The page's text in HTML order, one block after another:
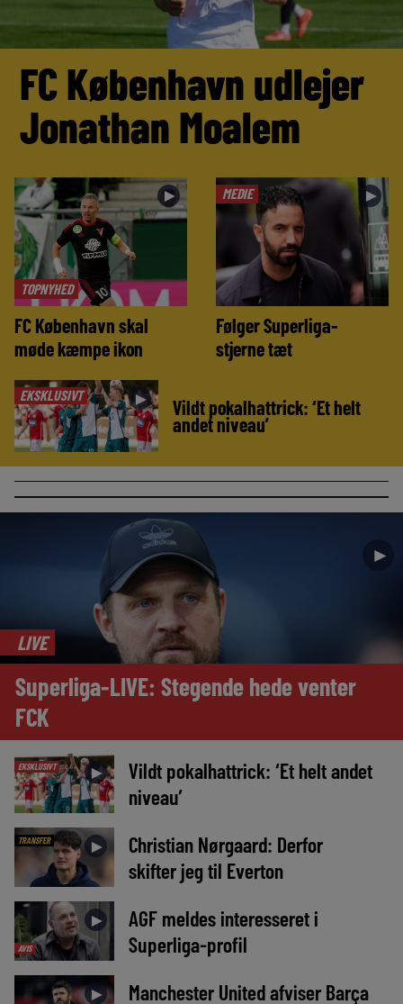
FC København udlejer
Jonathan Moalem
TOPNYHED
►
FC København skal
møde kæmpe ikon
MEDIE ►
Følger Superliga-
stjerne tæt
EKSKLUSIVT ► Vildt pokalhattrick: ‘Et helt
andet niveau’
►
LIVE
Superliga-LIVE: Stegende hede venter
FCK
EKSKLUSIVT ►
Vildt pokalhattrick: ‘Et helt andet
niveau’
TRANSFER ►
Christian Nørgaard: Derfor
skifter jeg til Everton
AVIS
►
AGF meldes interesseret i
Superliga-profil
►
Manchester United afviser Barça